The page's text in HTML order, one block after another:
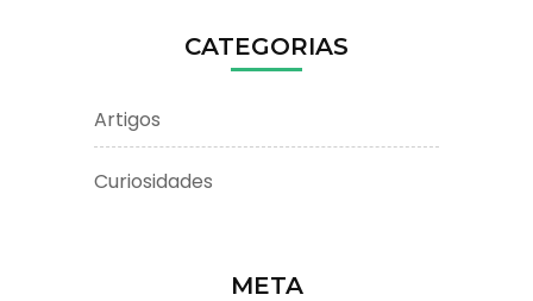
CATEGORIAS
Artigos
Curiosidades
META